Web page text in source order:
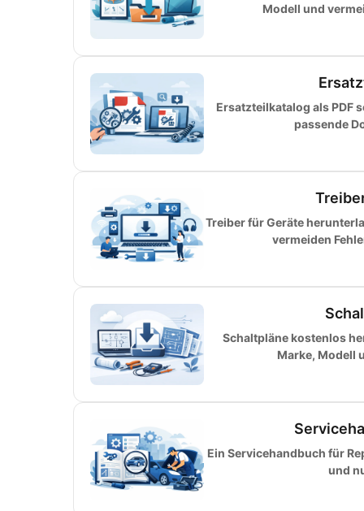
Modell und
Ersatzteilkatalog als PDF
passende
Treiber für Geräte
vermeiden
Schaltpläne kostenlos
Marke, Modell
Ein Servicehandbuch für
und